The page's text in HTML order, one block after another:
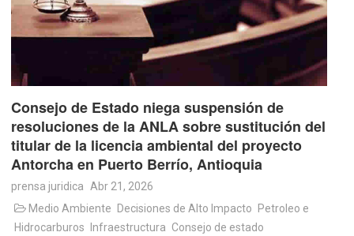
Consejo de Estado niega suspensión de
resoluciones de la ANLA sobre sustitución del
titular de la licencia ambiental del proyecto
Antorcha en Puerto Berrío, Antioquia
prensa juridica
Abr 21, 2026
Medio Ambiente
Decisiones de Alto Impacto
Petroleo e
Hidrocarburos
Infraestructura Consejo de estado